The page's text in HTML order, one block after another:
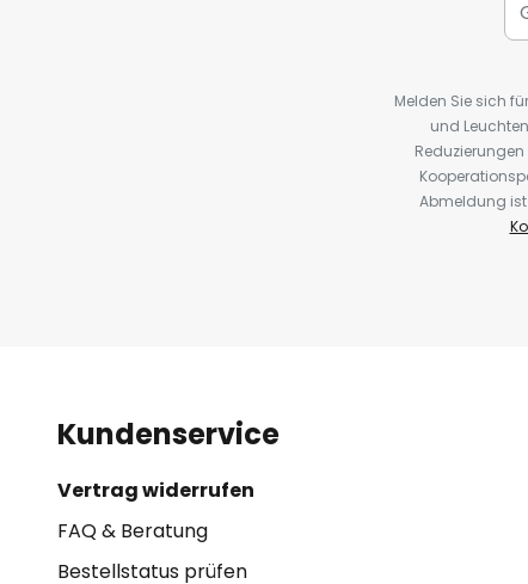
Melden Sie sich
und
Abmeldung ist
Kundenservice
Vertrag widerrufen
FAQ & Beratung
Bestellstatus prüfen